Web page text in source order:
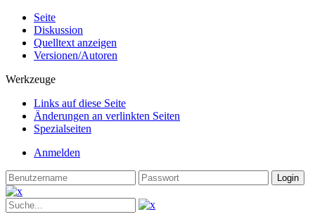
Seite
Diskussion
Quelltext anzeigen
Versionen/Autoren
Werkzeuge
Links auf diese Seite
Änderungen an verlinkten Seiten
Spezialseiten
Anmelden